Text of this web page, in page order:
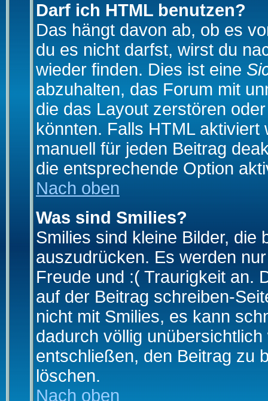
Darf ich HTML benutzen?
Das hängt davon ab, ob es
du es nicht darfst, wirst du
wieder finden. Dies ist eine
abzuhalten, das Forum mit
die das Layout zerstören
könnten. Falls HTML
manuell für jeden Beitrag
die entsprechende Option
Nach oben
Was sind Smilies?
Smilies sind kleine Bilder, die
auszudrücken. Es werden
Freude und :( Traurigkeit an.
auf der Beitrag schreiben-
nicht mit Smilies, es kann
dadurch völlig
entschließen, den Beitrag zu
löschen.
Nach oben